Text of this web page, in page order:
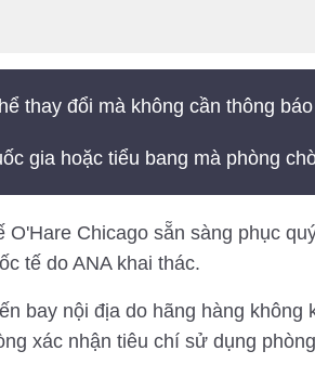
thay đổi mà không cần thông
gia hoặc tiểu bang mà phòng
O'Hare Chicago sẵn sàng phục
tế do ANA khai thác.
bay nội địa do hãng hàng không
xác nhận tiêu chí sử dụng